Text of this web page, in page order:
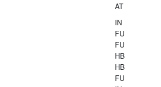
AT
IN
FU
FU
HB
HB
FU